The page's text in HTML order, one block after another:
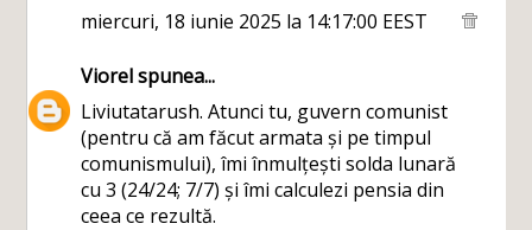
miercuri, 18 iunie 2025 la 14:17:00 EEST
Viorelspunea...
Liviutatarush. Atunci tu, guvern comunist
(pentru că am făcut armata și pe timpul
comunismului), îmi înmulțești solda lunară
cu 3 (24/24; 7/7) și îmi calculezi pensia din
ceea ce rezultă.